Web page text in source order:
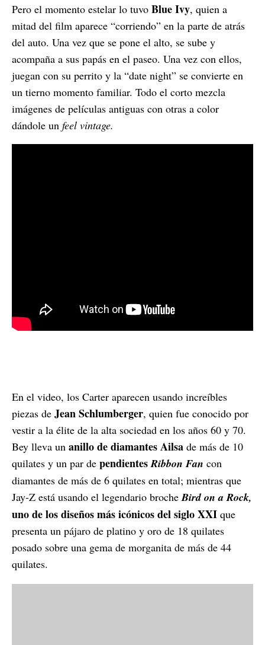
Pero el momento estelar lo tuvo Blue Ivy, quien a
mitad del film aparece “corriendo” en la parte de atrás
del auto. Una vez que se pone el alto, se sube y
acompaña a sus papás en el paseo. Una vez con ellos,
juegan con su perrito y la “date night” se convierte en
un tierno momento familiar. Todo el corto mezcla
imágenes de películas antiguas con otras a color
dándole un feel vintage.
En el video, los Carter aparecen usando increíbles
piezas de Jean Schlumberger, quien fue conocido por
vestir a la élite de la alta sociedad en los años 60 y 70.
Bey lleva un anillo de diamantes Ailsa de más de 10
quilates y un par de pendientesRibbon Fan con
diamantes de más de 6 quilates en total; mientras que
Jay-Z está usando el legendario broche Bird on a Rock,
uno de los diseños más icónicosdel siglo XXI que
presenta un pájaro de platino y oro de 18 quilates
posado sobre una gema de morganita de más de 44
quilates.